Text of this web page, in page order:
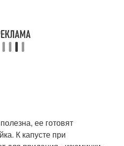
ее готовят
К капусте при